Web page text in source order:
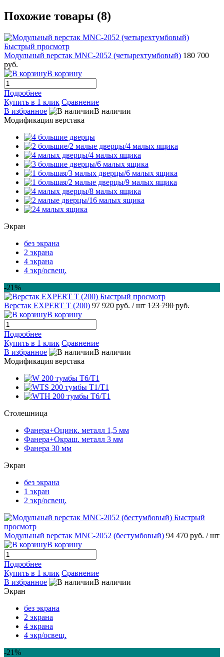
Похожие товары (8)
Быстрый просмотр
Модульный верстак MNC-2052 (четырехтумбовый) 180 700
руб.
В корзину
Подробнее
Купить в 1 клик Сравнение
В избранное
В наличии
Модификация верстака
Экран
без экрана
2 экрана
4 экрана
4 экр/освещ.
-21%
Быстрый просмотр
Верстак EXPERT T (200) 97 920 руб. / шт 123 790 руб.
В корзину
Подробнее
Купить в 1 клик Сравнение
В избранное
В наличии
Модификация верстака
Столешница
Фанера+Оцинк. металл 1,5 мм
Фанера+Окраш. металл 3 мм
Фанера 30 мм
Экран
без экрана
1 экран
2 экр/освещ.
Быстрый
просмотр
Модульный верстак MNC-2052 (бестумбовый) 94 470 руб. / шт
В корзину
Подробнее
Купить в 1 клик Сравнение
В избранное
В наличии
Экран
без экрана
2 экрана
4 экрана
4 экр/освещ.
-21%